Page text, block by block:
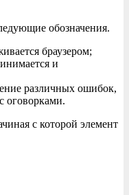
обозначения.
браузером;
и
различных ошибок,
оговорками.
с которой элемент